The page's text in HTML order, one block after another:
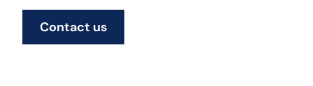
Contact us